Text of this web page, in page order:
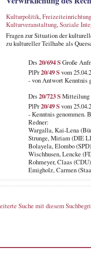
Kulturpolitik,Freizeiteinrichtung
Kulturveranstaltung,Soziale
Fragen zur Situation der
zu kultureller Teilhabe als
Drs20/694 SGroße
PlPr20/49 Svom
- von Antwort Kenntnis
Drs20/723 SMitteilung
PlPr20/49 Svom
- Kenntnis genommen.
Redner:
Wargalla, Kai-Lena
Strunge, Miriam (DIE
Bolayela, Elombo
Wischhusen, Lencke
Rohmeyer, Claas
Emigholz, Carmen
Suche mit diesem